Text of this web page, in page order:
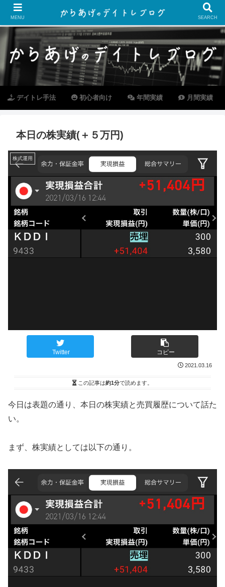
デイトレ手法 初心者向け 年間実績 月間実績
本日の株実績(＋５万円)
株式運用
Twitter コピー
2021.03.16
この記事は約1分で読めます。
今日は表題の通り、本日の株実績と売買履歴について話た
い。
まず、株実績としては以下の通り。
MENU SEARCH